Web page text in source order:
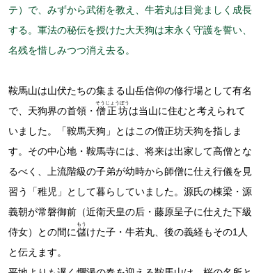
テ）で、みずから武術を教え、牛若丸は目覚ましく成長
する。軍法の秘伝を授けた大天狗は末永く守護を誓い、
名残を惜しみつつ消え去る。
鞍馬山は山伏たちの集まる山岳信仰の修行場として有名
で、天狗界の首領・ 僧正坊
そうじょうぼう
は当山に住むと考えられて
いました。「鞍馬天狗」とはこの僧正坊天狗を指しま
す。その中心地・鞍馬寺には、将来は出家して高僧とな
るべく、上流階級の子弟が幼時から師僧に仕え行儀を見
習う「稚児」として暮らしていました。源氏の棟梁・源
義朝が常磐御前（近衛天皇の后・藤原呈子に仕えた下級
侍女）との間に儲
もう
けた子・牛若丸、後の義経もその1人
と伝えます。